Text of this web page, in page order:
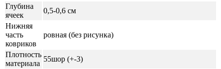
Глубина
ячеек
0,5-0,6 см
Нижняя
часть
ковриков
ровная (без рисунка)
Плотность
материала
55шор (+-3)